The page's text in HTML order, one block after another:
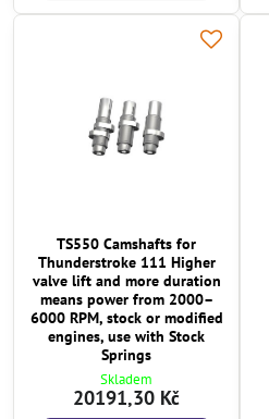
TS550 Camshafts for
Thunderstroke 111 Higher
valve lift and more duration
means power from 2000–
6000 RPM, stock or modified
engines, use with Stock
Springs
Skladem
20191,30 Kč